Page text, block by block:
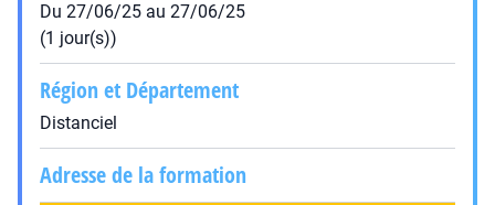
Du 27/06/25 au 27/06/25
(1 jour(s))
Région et Département
Distanciel
Adresse de la formation